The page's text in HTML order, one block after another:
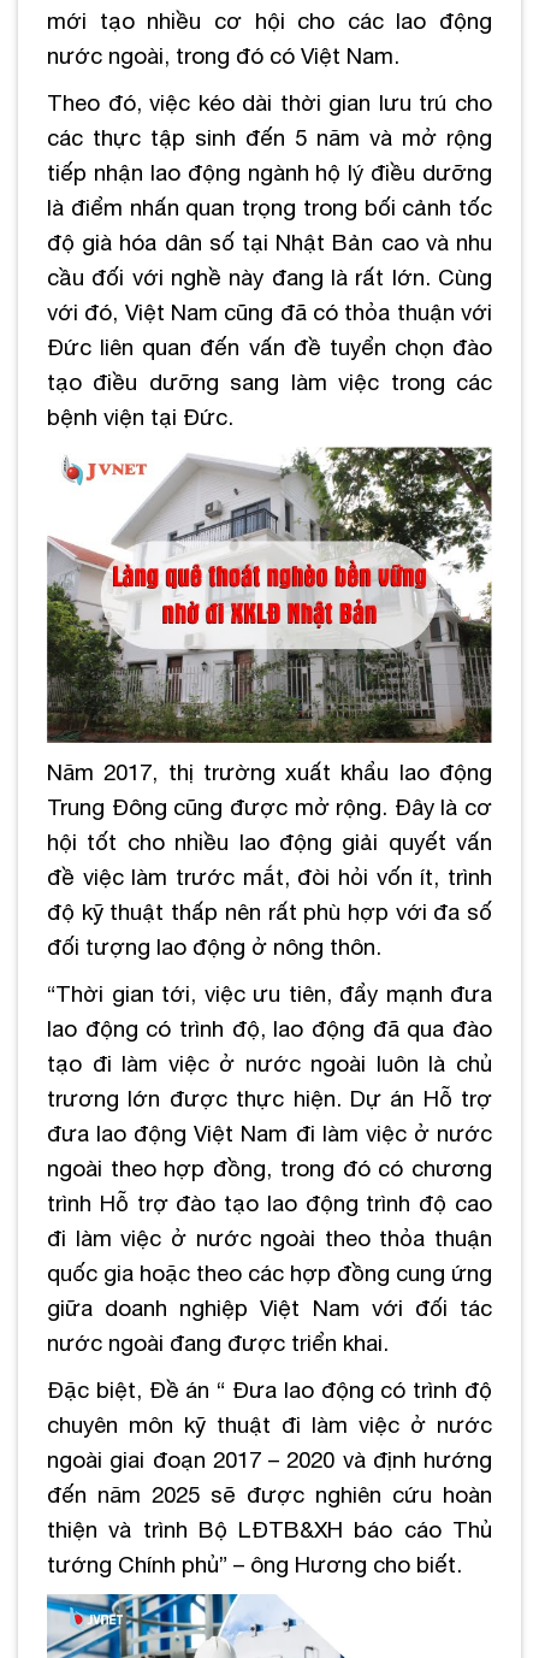
mới tạo nhiều cơ hội cho các lao động
nước ngoài, trong đó có Việt Nam.
Theo đó, việc kéo dài thời gian lưu trú cho
các thực tập sinh đến 5 năm và mở rộng
tiếp nhận lao động ngành hộ lý điều dưỡng
là điểm nhấn quan trọng trong bối cảnh tốc
độ già hóa dân số tại Nhật Bản cao và nhu
cầu đối với nghề này đang là rất lớn. Cùng
với đó, Việt Nam cũng đã có thỏa thuận với
Đức liên quan đến vấn đề tuyển chọn đào
tạo điều dưỡng sang làm việc trong các
bệnh viện tại Đức.
Năm 2017, thị trường xuất khẩu lao động
Trung Đông cũng được mở rộng. Đây là cơ
hội tốt cho nhiều lao động giải quyết vấn
đề việc làm trước mắt, đòi hỏi vốn ít, trình
độ kỹ thuật thấp nên rất phù hợp với đa số
đối tượng lao động ở nông thôn.
“Thời gian tới, việc ưu tiên, đẩy mạnh đưa
lao động có trình độ, lao động đã qua đào
tạo đi làm việc ở nước ngoài luôn là chủ
trương lớn được thực hiện. Dự án Hỗ trợ
đưa lao động Việt Nam đi làm việc ở nước
ngoài theo hợp đồng, trong đó có chương
trình Hỗ trợ đào tạo lao động trình độ cao
đi làm việc ở nước ngoài theo thỏa thuận
quốc gia hoặc theo các hợp đồng cung ứng
giữa doanh nghiệp Việt Nam với đối tác
nước ngoài đang được triển khai.
Đặc biệt, Đề án “ Đưa lao động có trình độ
chuyên môn kỹ thuật đi làm việc ở nước
ngoài giai đoạn 2017 – 2020 và định hướng
đến năm 2025 sẽ được nghiên cứu hoàn
thiện và trình Bộ LĐTB&XH báo cáo Thủ
tướng Chính phủ” – ông Hương cho biết.